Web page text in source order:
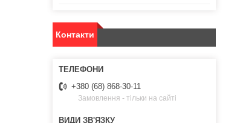
Контакти
+380 (68) 868-30-11
Замовлення - тільки на сайті